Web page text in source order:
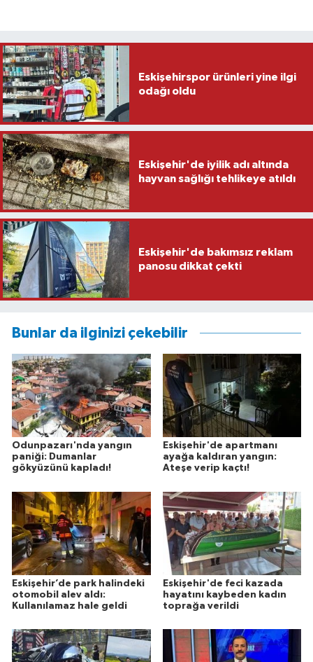
Eskişehirspor ürünleri yine ilgi
odağı oldu
Eskişehir'de iyilik adı altında
hayvan sağlığı tehlikeye atıldı
Eskişehir'de bakımsız reklam
panosu dikkat çekti
Bunlar da ilginizi çekebilir
Odunpazarı'nda yangın
paniği: Dumanlar
gökyüzünü kapladı!
Eskişehir'de apartmanı
ayağa kaldıran yangın:
Ateşe verip kaçtı!
Eskişehir’de park halindeki
otomobil alev aldı:
Kullanılamaz hale geldi
Eskişehir'de feci kazada
hayatını kaybeden kadın
toprağa verildi